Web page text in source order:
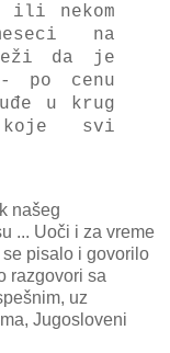
ili nekom
na
da je
po cenu
u krug
svi
našeg
... Uoči i za vreme
pisalo i govorilo
razgovori sa
uz
Jugosloveni